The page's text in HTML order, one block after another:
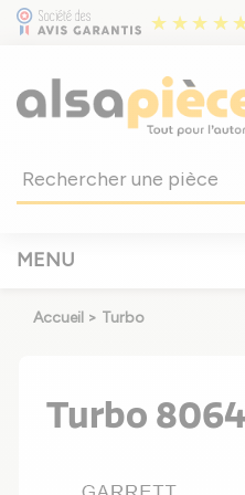
MENU
Accueil > Turbo
Turbo